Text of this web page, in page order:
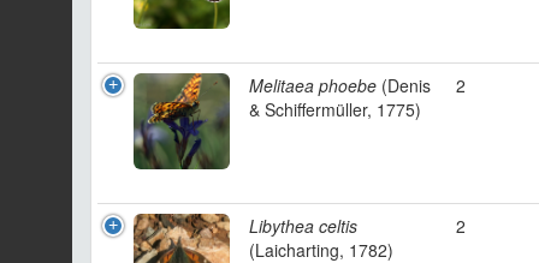
Melitaea phoebe (Denis
& Schiffermüller, 1775)
2
Libythea celtis
(Laicharting, 1782)
2